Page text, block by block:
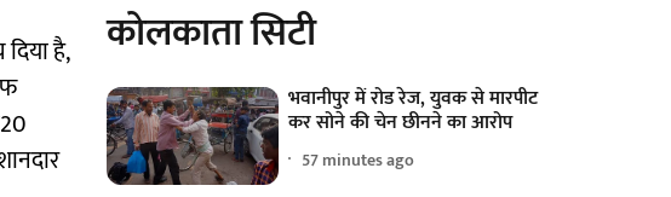
है,
कोलकाता सिटी
भवानीपुर में रोड रेज, युवक से मारपीट
कर सोने की चेन छीनने का आरोप
57 minutes ago